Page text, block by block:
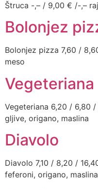
Štruca -,– / 9,00 € /-,–
Bolonjez
Bolonjez pizza 7,60 /
meso
Vegeteriana
Vegeteriana 6,20 / 6,80
gljive, origano, maslina
Diavolo
Diavolo 7,10 / 8,20 /
feferoni, origano, maslina